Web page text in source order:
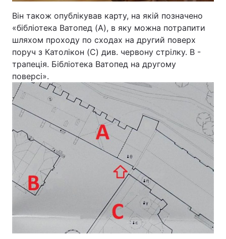
Він також опублікував карту, на якій позначено
«бібліотека Ватопед (A), в яку можна потрапити
шляхом проходу по сходах на другий поверх
поруч з Католікон (C) див. червону стрілку. B -
трапеція. Бібліотека Ватопед на другому
поверсі».